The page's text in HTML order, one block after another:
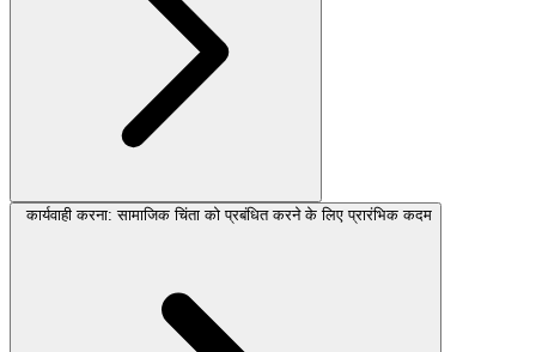
कार्यवाही करना: सामाजिक चिंता को प्रबंधित करने के लिए प्रारंभिक कदम